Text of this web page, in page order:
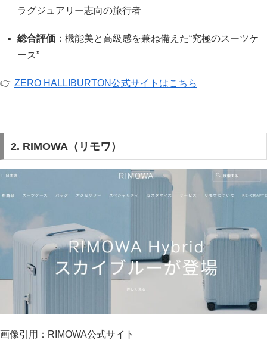
ラグジュアリー志向の旅行者
総合評価 ：機能美と高級感を兼ね備えた“究極のスーツケ
ース”
👉 ZERO HALLIBURTON公式サイトはこちら
2. RIMOWA（リモワ）
画像引用：RIMOWA公式サイト